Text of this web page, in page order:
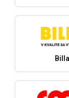
Billa